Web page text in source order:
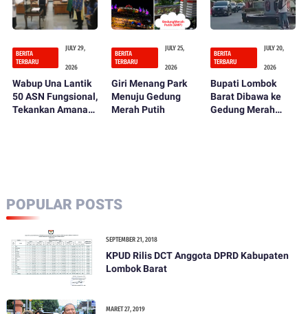
BERITA
TERBARU
JULY 29,
2026
Wabup Una Lantik
50 ASN Fungsional,
Tekankan Amanah
BERITA
TERBARU
JULY 25,
2026
Giri Menang Park
Menuju Gedung
Merah Putih
BERITA
TERBARU
JULY 20,
2026
Bupati Lombok
Barat Dibawa ke
Gedung Merah
POPULAR POSTS
SEPTEMBER 21, 2018
KPUD Rilis DCT Anggota DPRD Kabupaten
Lombok Barat
MARET 27, 2019